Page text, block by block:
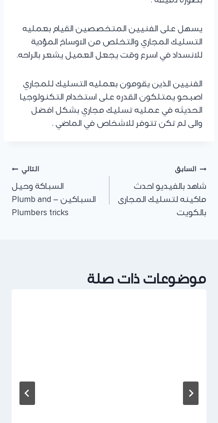
يسهل على الفنيين المتخصصين القيام بعمليه
التسليك المجاري والتخلص من الاوساخ المؤدية
للانسداد في اسرع وقت يجعل العميل يشعر بالراحه.
الفنيين الذين يقومون بعمليه التسليك للمجاري
اصبحو يمتلكون القدره على استخدام التكنولوجيا
الحديثه في عمليه تسليك مجاري بشكل افضل
والى لم تكن تتوفر للاشخاص في الماضي .
السابق
شاهد بالفيديو احدث
ماكينه لتسليك المجارى
بالكويت
التالي
السباكة وحيل
السباكين – Plumb and
Plumbers tricks
موضوعات ذات صلة